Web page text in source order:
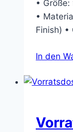
•
•
Finish) •
In den